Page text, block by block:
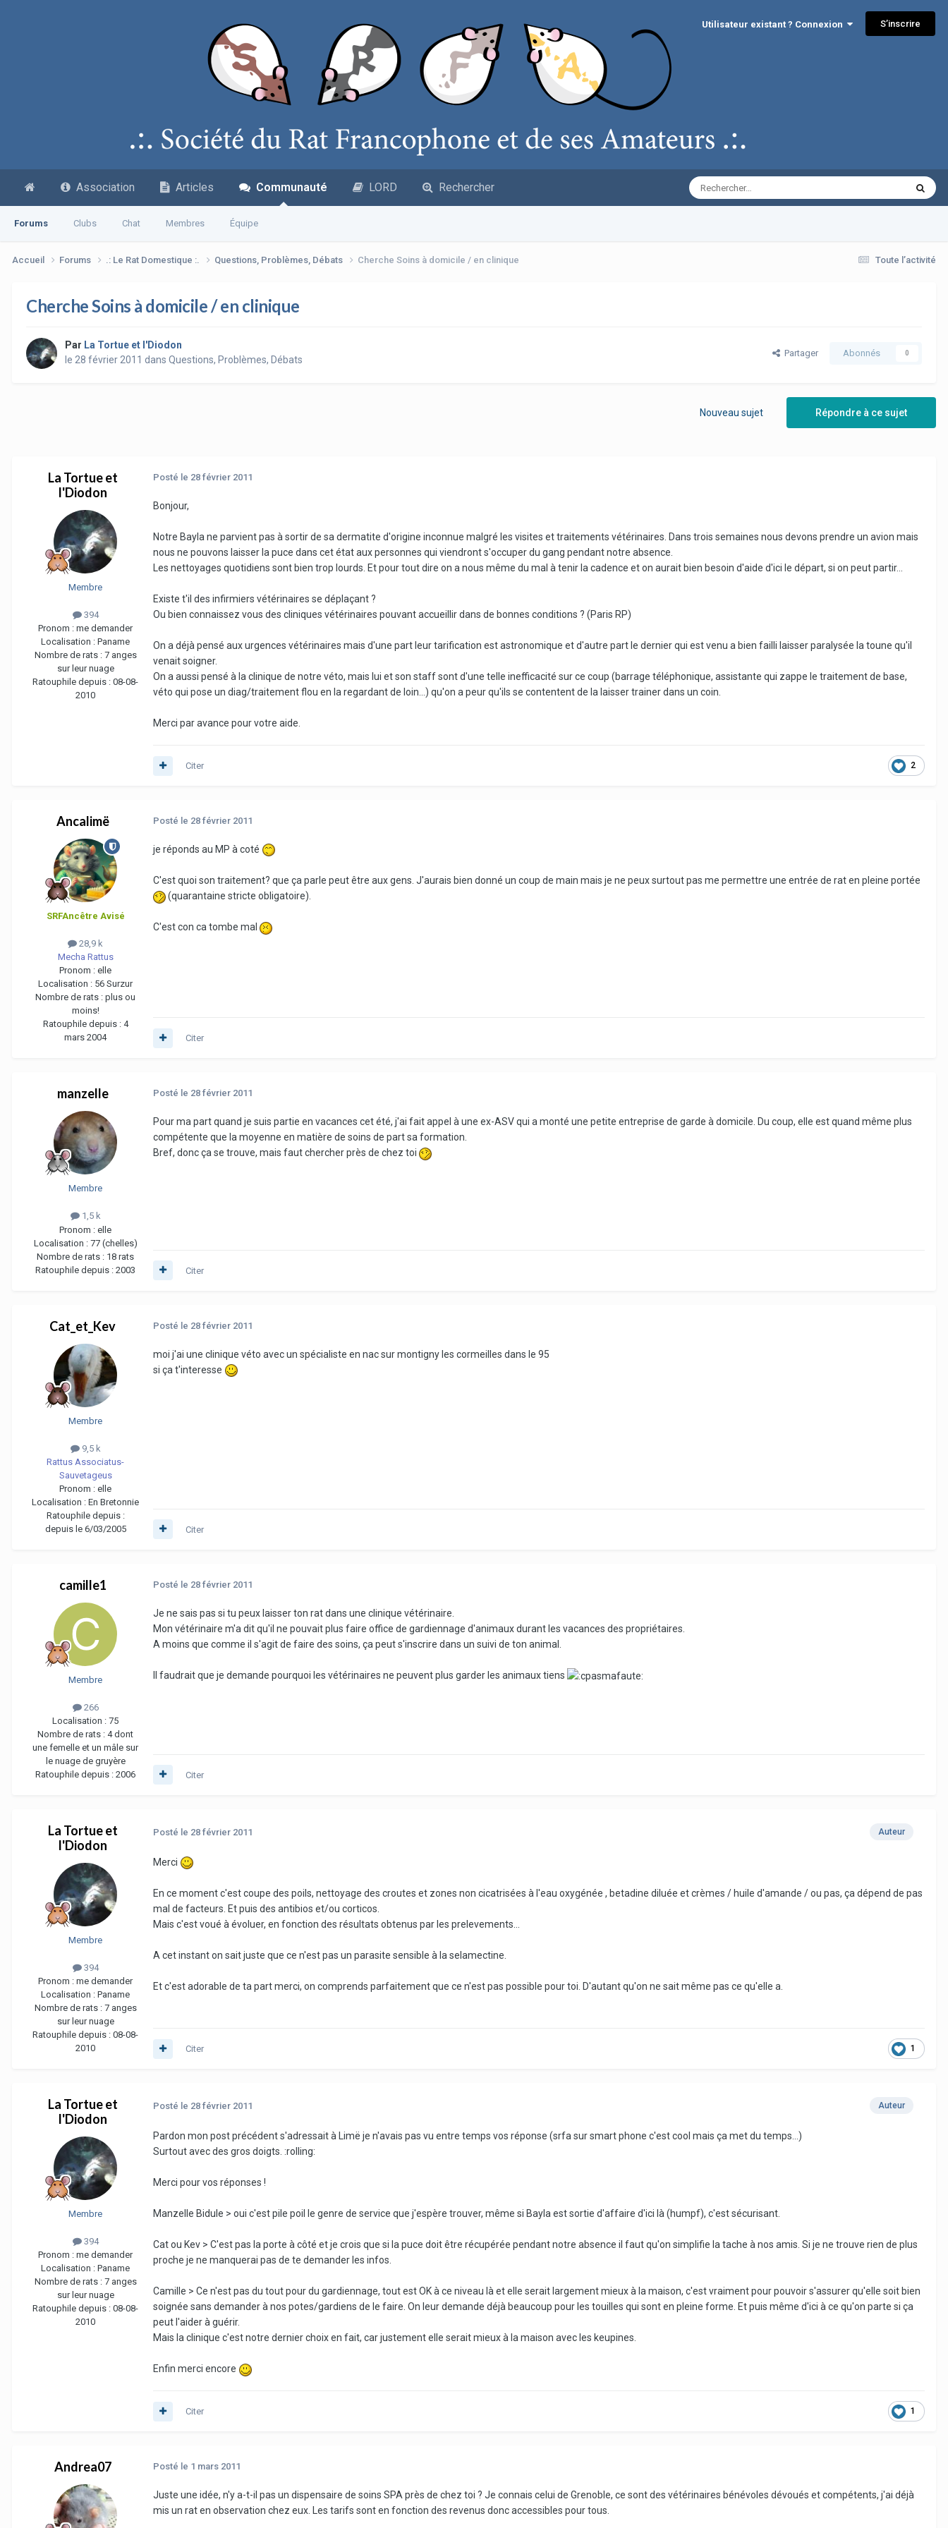
Utilisateur existant ? Connexion S’inscrire
Association Articles Communauté
Forums Clubs Chat Membres Équipe
LORD Rechercher
Toute l’activité
Accueil Forums .: Le Rat Domestique :. Questions, Problèmes, Débats Cherche Soins à domicile / en clinique
Cherche Soins à domicile / en clinique
Par La Tortue et l'Diodon
le 28 février 2011 dans Questions, Problèmes, Débats
Partager Abonnés 0
Répondre à ce sujet
Nouveau sujet
La Tortue et
l'Diodon
Membre
394
Pronom : me demander
Localisation : Paname
Nombre de rats : 7 anges
sur leur nuage
Ratouphile depuis : 08-08-
2010
Posté le 28 février 2011
Bonjour,
Notre Bayla ne parvient pas à sortir de sa dermatite d'origine inconnue malgré les visites et traitements vétérinaires. Dans trois semaines nous devons prendre un avion mais
nous ne pouvons laisser la puce dans cet état aux personnes qui viendront s'occuper du gang pendant notre absence.
Les nettoyages quotidiens sont bien trop lourds. Et pour tout dire on a nous même du mal à tenir la cadence et on aurait bien besoin d'aide d'ici le départ, si on peut partir...
Existe t'il des infirmiers vétérinaires se déplaçant ?
Ou bien connaissez vous des cliniques vétérinaires pouvant accueillir dans de bonnes conditions ? (Paris RP)
On a déjà pensé aux urgences vétérinaires mais d'une part leur tarification est astronomique et d'autre part le dernier qui est venu a bien failli laisser paralysée la toune qu'il
venait soigner.
On a aussi pensé à la clinique de notre véto, mais lui et son staff sont d'une telle inefficacité sur ce coup (barrage téléphonique, assistante qui zappe le traitement de base,
véto qui pose un diag/traitement flou en la regardant de loin...) qu'on a peur qu'ils se contentent de la laisser trainer dans un coin.
Merci par avance pour votre aide.
2
Citer
Ancalimë
SRFAncêtre Avisé
28,9 k
Mecha Rattus
Pronom : elle
Localisation : 56 Surzur
Nombre de rats : plus ou
moins!
Ratouphile depuis : 4
mars 2004
Posté le 28 février 2011
je réponds au MP à coté
C'est quoi son traitement? que ça parle peut être aux gens. J'aurais bien donné un coup de main mais je ne peux surtout pas me permettre une entrée de rat en pleine portée
(quarantaine stricte obligatoire).
C'est con ca tombe mal
Citer
manzelle
Membre
1,5 k
Pronom : elle
Localisation : 77 (chelles)
Nombre de rats : 18 rats
Ratouphile depuis : 2003
Posté le 28 février 2011
Pour ma part quand je suis partie en vacances cet été, j'ai fait appel à une ex-ASV qui a monté une petite entreprise de garde à domicile. Du coup, elle est quand même plus
compétente que la moyenne en matière de soins de part sa formation.
Bref, donc ça se trouve, mais faut chercher près de chez toi
Citer
Cat_et_Kev
Membre
9,5 k
Rattus Associatus-
Sauvetageus
Pronom : elle
Localisation : En Bretonnie
Ratouphile depuis :
depuis le 6/03/2005
Posté le 28 février 2011
moi j'ai une clinique véto avec un spécialiste en nac sur montigny les cormeilles dans le 95
si ça t'interesse
Citer
camille1
Membre
266
Localisation : 75
Nombre de rats : 4 dont
une femelle et un mâle sur
le nuage de gruyère
Ratouphile depuis : 2006
Posté le 28 février 2011
Je ne sais pas si tu peux laisser ton rat dans une clinique vétérinaire.
Mon vétérinaire m'a dit qu'il ne pouvait plus faire office de gardiennage d'animaux durant les vacances des propriétaires.
A moins que comme il s'agit de faire des soins, ça peut s'inscrire dans un suivi de ton animal.
Il faudrait que je demande pourquoi les vétérinaires ne peuvent plus garder les animaux tiens
Citer
La Tortue et
l'Diodon
Membre
394
Pronom : me demander
Localisation : Paname
Nombre de rats : 7 anges
sur leur nuage
Ratouphile depuis : 08-08-
2010
Auteur
Posté le 28 février 2011
Merci
En ce moment c'est coupe des poils, nettoyage des croutes et zones non cicatrisées à l'eau oxygénée , betadine diluée et crèmes / huile d'amande / ou pas, ça dépend de pas
mal de facteurs. Et puis des antibios et/ou corticos.
Mais c'est voué à évoluer, en fonction des résultats obtenus par les prelevements...
A cet instant on sait juste que ce n'est pas un parasite sensible à la selamectine.
Et c'est adorable de ta part merci, on comprends parfaitement que ce n'est pas possible pour toi. D'autant qu'on ne sait même pas ce qu'elle a.
1
Citer
La Tortue et
l'Diodon
Membre
394
Pronom : me demander
Localisation : Paname
Nombre de rats : 7 anges
sur leur nuage
Ratouphile depuis : 08-08-
2010
Auteur
Posté le 28 février 2011
Pardon mon post précédent s'adressait à Limë je n'avais pas vu entre temps vos réponse (srfa sur smart phone c'est cool mais ça met du temps...)
Surtout avec des gros doigts. :rolling:
Merci pour vos réponses !
Manzelle Bidule > oui c'est pile poil le genre de service que j'espère trouver, même si Bayla est sortie d'affaire d'ici là (humpf), c'est sécurisant.
Cat ou Kev > C'est pas la porte à côté et je crois que si la puce doit être récupérée pendant notre absence il faut qu'on simplifie la tache à nos amis. Si je ne trouve rien de plus
proche je ne manquerai pas de te demander les infos.
Camille > Ce n'est pas du tout pour du gardiennage, tout est OK à ce niveau là et elle serait largement mieux à la maison, c'est vraiment pour pouvoir s'assurer qu'elle soit bien
soignée sans demander à nos potes/gardiens de le faire. On leur demande déjà beaucoup pour les touilles qui sont en pleine forme. Et puis même d'ici à ce qu'on parte si ça
peut l'aider à guérir.
Mais la clinique c'est notre dernier choix en fait, car justement elle serait mieux à la maison avec les keupines.
Enfin merci encore
1
Citer
Andrea07 Posté le 1 mars 2011
Juste une idée, n'y a-t-il pas un dispensaire de soins SPA près de chez toi ? Je connais celui de Grenoble, ce sont des vétérinaires bénévoles dévoués et compétents, j'ai déjà
mis un rat en observation chez eux. Les tarifs sont en fonction des revenus donc accessibles pour tous.